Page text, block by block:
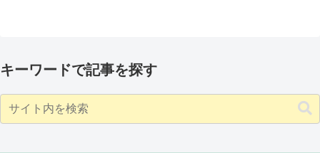
キーワードで記事を探す